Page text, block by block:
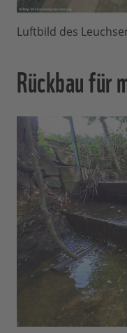
Luftbild des
Rückbau für